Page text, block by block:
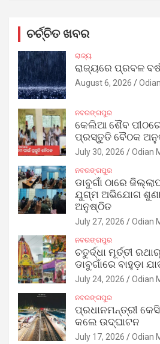
ଚର୍ଚ୍ଚିତ ଖବର
ରାଜ୍ୟ
ରାଜ୍ୟରେ ପ୍ରବଳ
August 6, 2026
ନବରଙ୍ଗପୁର
କେଲିଆ ଶୈବ
ପ୍ରସ୍ତୁତି ବୈଠକ
July 30, 2026 Odian
ନବରଙ୍ଗପୁର
ଡାବୁଗାଁ ଠାରେ
ଯୁଗ୍ମ ଅଭିଯୋଗ
ଅନୁଷ୍ଠିତ
July 27, 2026 Odian
ନବରଙ୍ଗପୁର
ଚତୁର୍ଦ୍ଧା ମୂର୍ତ୍ତୀ
ଡାବୁଗାଁରେ ବାହୁଡ଼ା
July 24, 2026 Odian
ନବରଙ୍ଗପୁର
ପ୍ରଧାନମନ୍ତ୍ରୀ
କଲେ ଉଦ୍‌ଘାଟନ
July 17, 2026 Odian